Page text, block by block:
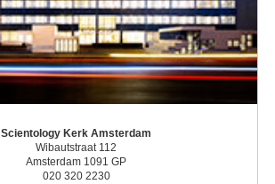
Scientology Kerk Amsterdam
Wibautstraat 112
Amsterdam 1091 GP
020 320 2230